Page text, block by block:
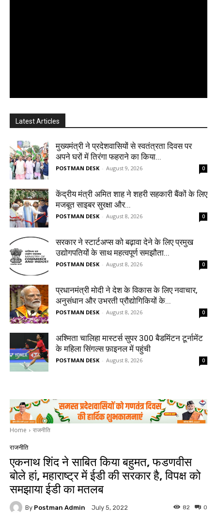
Latest Articles
मुख्यमंत्री ने प्रदेशवासियों से स्वतंत्रता दिवस पर
अपने घरों में तिरंगा फहराने का किया...
POSTMAN DESK - August 9, 2026 0
केंद्रीय मंत्री अमित शाह ने शहरी सहकारी बैंकों के लिए
मजबूत साइबर सुरक्षा और...
POSTMAN DESK - August 8, 2026 0
सरकार ने स्टार्टअप्‍स को बढ़ावा देने के लिए प्रमुख
उद्योगपतियों के साथ महत्‍वपूर्ण समझौता...
POSTMAN DESK - August 8, 2026 0
प्रधानमंत्री मोदी ने देश के विकास के लिए नवाचार,
अनुसंधान और उभरती प्रौद्योगिकियों के...
POSTMAN DESK - August 8, 2026 0
अश्मिता चालिहा मास्टर्स सुपर 300 बैडमिंटन टूर्नामेंट
के महिला सिंगल्स फ़ाइनल में पहुंची
POSTMAN DESK - August 8, 2026 0